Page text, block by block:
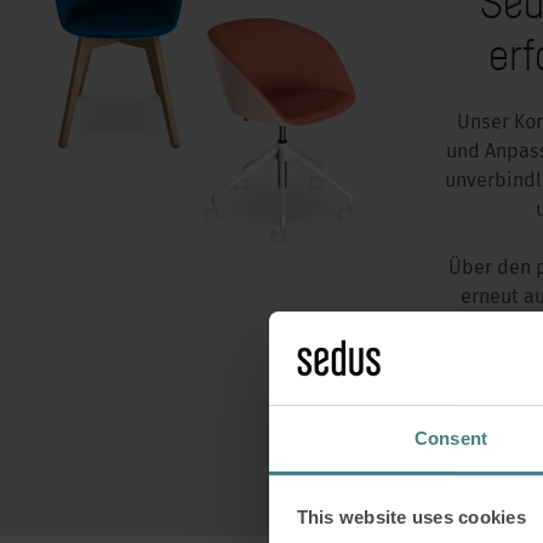
Consent
This website uses cookies
Unser
und
Über den
erneut